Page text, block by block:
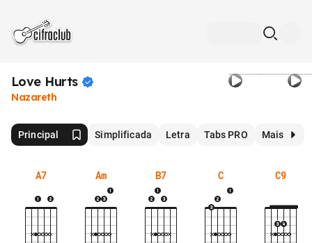
Love Hurts
Nazareth
Principal Simplificada Letra Tabs PRO Mais
A7 Am B7 C C9